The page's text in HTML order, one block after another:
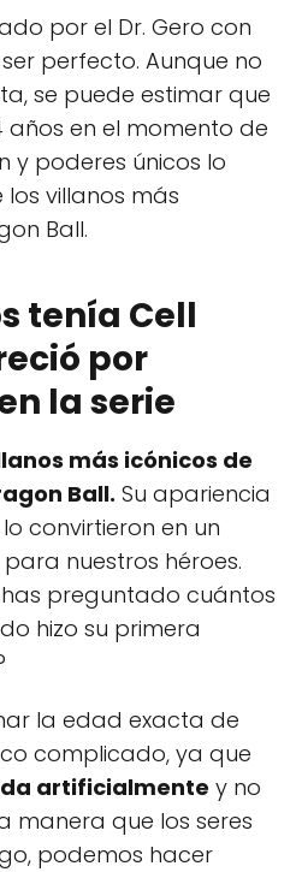
por el Dr. Gero con
perfecto. Aunque no
se puede estimar que
en el momento de
y poderes únicos lo
villanos más
Ball.
tenía Cell
por
la serie
más icónicos de
Ball. Su apariencia
convirtieron en un
nuestros héroes.
preguntado cuántos
hizo su primera
la edad exacta de
complicado, ya que
artificialmente y no
manera que los seres
podemos hacer